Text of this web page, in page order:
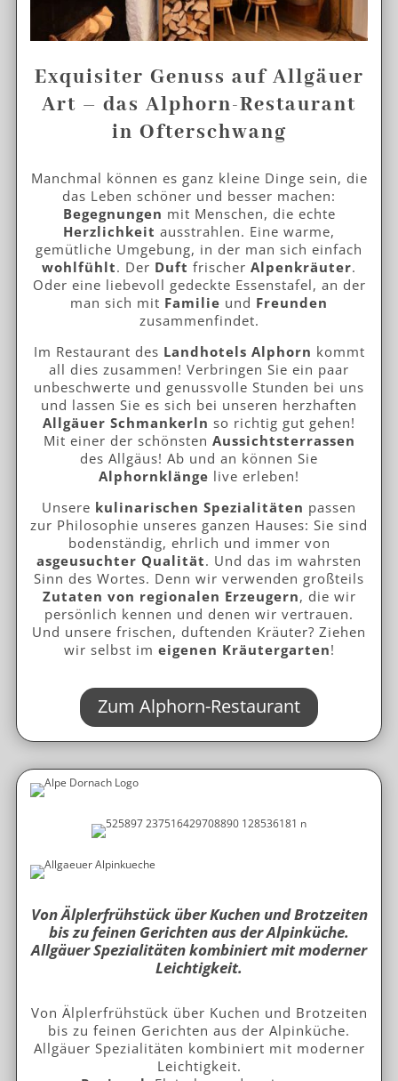
Exquisiter Genuss auf Allgäuer
Art – das Alphorn-Restaurant
in Ofterschwang
Manchmal können es ganz kleine Dinge sein, die
das Leben schöner und besser machen:
Begegnungen mit Menschen, die echte
Herzlichkeit ausstrahlen. Eine warme,
gemütliche Umgebung, in der man sich einfach
wohlfühlt. Der Duft frischer Alpenkräuter.
Oder eine liebevoll gedeckte Essenstafel, an der
man sich mit Familie und Freunden
zusammenfindet.
Im Restaurant des Landhotels Alphorn kommt
all dies zusammen! Verbringen Sie ein paar
unbeschwerte und genussvolle Stunden bei uns
und lassen Sie es sich bei unseren herzhaften
Allgäuer Schmankerln so richtig gut gehen!
Mit einer der schönsten Aussichtsterrassen
des Allgäus! Ab und an können Sie
Alphornklänge live erleben!
Unsere kulinarischen Spezialitäten passen
zur Philosophie unseres ganzen Hauses: Sie sind
bodenständig, ehrlich und immer von
asgeusuchter Qualität. Und das im wahrsten
Sinn des Wortes. Denn wir verwenden großteils
Zutaten von regionalen Erzeugern, die wir
persönlich kennen und denen wir vertrauen.
Und unsere frischen, duftenden Kräuter? Ziehen
wir selbst im eigenen Kräutergarten!
Zum Alphorn-Restaurant
Von Älplerfrühstück über Kuchen und Brotzeiten
bis zu feinen Gerichten aus der Alpinküche.
Allgäuer Spezialitäten kombiniert mit moderner
Leichtigkeit.
Von Älplerfrühstück über Kuchen und Brotzeiten
bis zu feinen Gerichten aus der Alpinküche.
Allgäuer Spezialitäten kombiniert mit moderner
Leichtigkeit.